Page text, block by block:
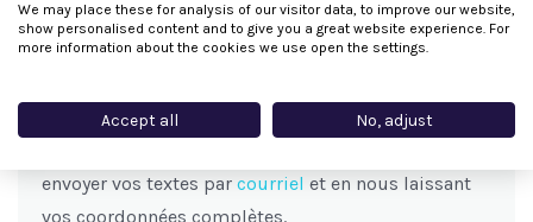
un autre niveau et ClasseTrotteur pourra ainsi
participer à l’épanouissement de ce secteur
envoyer vos textes par courriel et en nous laissant
vos coordonnées complètes.
We may place these for analysis of our visitor data, to improve our website,
show personalised content and to give you a great website experience. For
more information about the cookies we use open the settings.
Accept all No, adjust